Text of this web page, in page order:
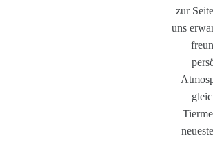
zur
uns